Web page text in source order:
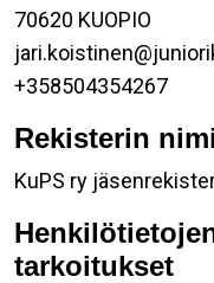
70620 KUOPIO
+358504354267
Rekisterin nimi
KuPS ry
tarkoitukset